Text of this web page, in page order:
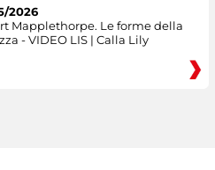
2026
Mapplethorpe. Le forme della
- VIDEO LIS | Calla Lily